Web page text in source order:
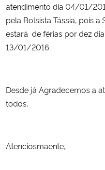
Secretaria-Geral
Secretaria de Governo
Advocacia-Geral da União
atendimento dia 04/01/
pela Bolsista Tássia, pois
estará de férias por dez
13/01/2016.
Desde já Agradecemos a
todos.
Atenciosmaente,